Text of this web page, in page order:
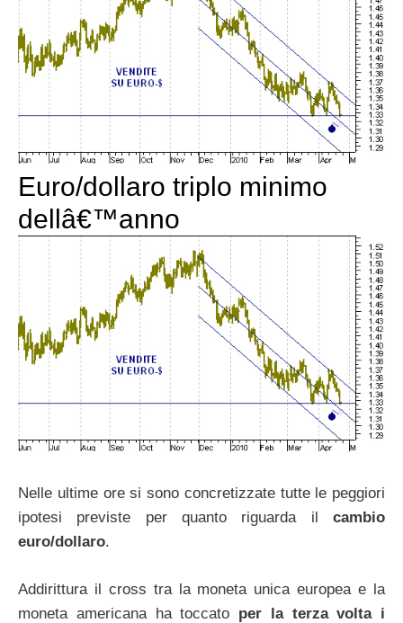
Euro/dollaro triplo minimo
dellâ€™anno
Nelle ultime ore si sono concretizzate tutte le peggiori
ipotesi previste per quanto riguarda il cambio
euro/dollaro.
Addirittura il cross tra la moneta unica europea e la
moneta americana ha toccato per la terza volta i